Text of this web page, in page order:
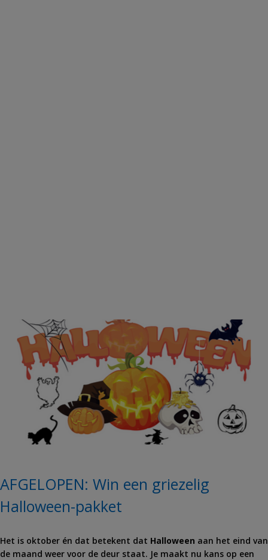
AFGELOPEN: Win een griezelig
Halloween-pakket
Het is oktober én dat betekent dat Halloween aan het eind van
de maand weer voor de deur staat. Je maakt nu kans op een